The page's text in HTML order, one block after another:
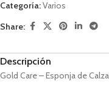
Categoría:Varios
Share:
Descripción
Gold Care – Esponja de